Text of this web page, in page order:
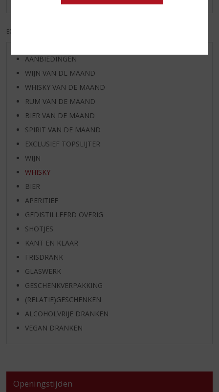
EXCL. BTW
AANBIEDINGEN
WIJN VAN DE MAAND
WHISKY VAN DE MAAND
RUM VAN DE MAAND
BIER VAN DE MAAND
SPIRIT VAN DE MAAND
EXCLUSIEF TOPSLIJTER
WIJN
WHISKY
BIER
APERITIEF
GEDISTILLEERD OVERIG
SHOTJES
KANT EN KLAAR
FRISDRANK
GLASWERK
GESCHENKVERPAKKING
(RELATIE)GESCHENKEN
ALCOHOLVRIJE DRANKEN
VEGAN DRANKEN
Openingstijden